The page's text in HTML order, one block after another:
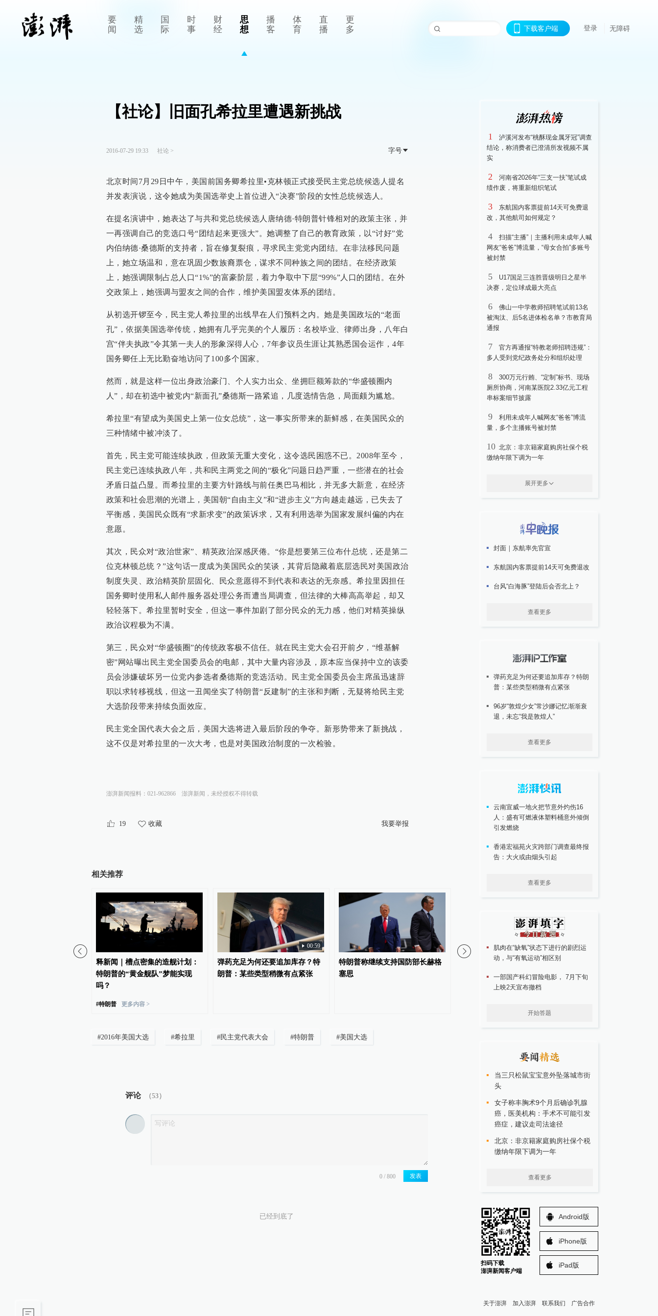
要
闻
精
选
国
际
时
事
财
经
思
想
播
客
体
育
直
播
更
多
下载客户端 登录 无障碍
【社论】旧面孔希拉里遭遇新挑战
2016-07-29 19:33 社论 > 字号
北京时间7月29日中午，美国前国务卿希拉里•克林顿正式接受民主党总统候选人提名
并发表演说，这令她成为美国选举史上首位进入“决赛”阶段的女性总统候选人。
在提名演讲中，她表达了与共和党总统候选人唐纳德·特朗普针锋相对的政策主张，并
一再强调自己的竞选口号“团结起来更强大”。她调整了自己的教育政策，以“讨好”党
内伯纳德·桑德斯的支持者，旨在修复裂痕，寻求民主党党内团结。在非法移民问题
上，她立场温和，意在巩固少数族裔票仓，谋求不同种族之间的团结。在经济政策
上，她强调限制占总人口“1%”的富豪阶层，着力争取中下层“99%”人口的团结。在外
交政策上，她强调与盟友之间的合作，维护美国盟友体系的团结。
从初选开锣至今，民主党人希拉里的出线早在人们预料之内。她是美国政坛的“老面
孔”，依据美国选举传统，她拥有几乎完美的个人履历：名校毕业、律师出身，八年白
宫“伴夫执政”令其第一夫人的形象深得人心，7年参议员生涯让其熟悉国会运作，4年
国务卿任上无比勤奋地访问了100多个国家。
然而，就是这样一位出身政治豪门、个人实力出众、坐拥巨额筹款的“华盛顿圈内
人”，却在初选中被党内“新面孔”桑德斯一路紧追，几度选情告急，局面颇为尴尬。
希拉里“有望成为美国史上第一位女总统”，这一事实所带来的新鲜感，在美国民众的
三种情绪中被冲淡了。
首先，民主党可能连续执政，但政策无重大变化，这令选民困惑不已。2008年至今，
民主党已连续执政八年，共和民主两党之间的“极化”问题日趋严重，一些潜在的社会
矛盾日益凸显。而希拉里的主要方针路线与前任奥巴马相比，并无多大新意，在经济
政策和社会思潮的光谱上，美国朝“自由主义”和“进步主义”方向越走越远，已失去了
平衡感，美国民众既有“求新求变”的政策诉求，又有利用选举为国家发展纠偏的内在
意愿。
其次，民众对“政治世家”、精英政治深感厌倦。“你是想要第三位布什总统，还是第二
位克林顿总统？”这句话一度成为美国民众的笑谈，其背后隐藏着底层选民对美国政治
制度失灵、政治精英阶层固化、民众意愿得不到代表和表达的无奈感。希拉里因担任
国务卿时使用私人邮件服务器处理公务而遭当局调查，但法律的大棒高高举起，却又
轻轻落下。希拉里暂时安全，但这一事件加剧了部分民众的无力感，他们对精英操纵
政治议程极为不满。
第三，民众对“华盛顿圈”的传统政客极不信任。就在民主党大会召开前夕，“维基解
密”网站曝出民主党全国委员会的电邮，其中大量内容涉及，原本应当保持中立的该委
员会涉嫌破坏另一位党内参选者桑德斯的竞选活动。民主党全国委员会主席虽迅速辞
职以求转移视线，但这一丑闻坐实了特朗普“反建制”的主张和判断，无疑将给民主党
大选阶段带来持续负面效应。
民主党全国代表大会之后，美国大选将进入最后阶段的争夺。新形势带来了新挑战，
这不仅是对希拉里的一次大考，也是对美国政治制度的一次检验。
澎湃新闻报料：021-962866 澎湃新闻，未经授权不得转载
19 收藏 我要举报
相关推荐
释新闻｜槽点密集的造舰计划：
特朗普的“黄金舰队”梦能实现
吗？
#特朗普 更多内容 >
00:59
弹药充足为何还要追加库存？特
朗普：某些类型稍微有点紧张
特朗普称继续支持国防部长赫格
塞思
00:27
特朗普：只要战争一结束我们就
能再看到“油价压得很低”的日
子，伊朗撑不了多久
游”收紧“出生公民权”
#2016年美国大选 #希拉里 #民主党代表大会 #特朗普 #美国大选
评论 （53）
发表
已经到底了
1
泸溪河发布“桃酥现金属牙冠”调查
结论，称消费者已澄清所发视频不属
实
2
河南省2026年“三支一扶”笔试成
绩作废，将重新组织笔试
3
东航国内客票提前14天可免费退
改，其他航司如何规定？
4
扫描“主播”｜主播利用未成年人喊
网友“爸爸”博流量，“母女合拍”多账号
被封禁
5
U17国足三连胜晋级明日之星半
决赛，定位球成最大亮点
6
佛山一中学教师招聘笔试前13名
被淘汰、后5名进体检名单？市教育局
通报
7
官方再通报“特教老师招聘违规”：
多人受到党纪政务处分和组织处理
8
300万元行贿、“定制”标书、现场
厕所协商，河南某医院2.33亿元工程
串标案细节披露
9
利用未成年人喊网友“爸爸”博流
量，多个主播账号被封禁
10 北京：非京籍家庭购房社保个税
缴纳年限下调为一年
展开更多
封面｜东航率先官宣
东航国内客票提前14天可免费退改
台风“白海豚”登陆后会否北上？
查看更多
弹药充足为何还要追加库存？特朗
普：某些类型稍微有点紧张
96岁“敦煌少女”常沙娜记忆渐渐衰
退，未忘“我是敦煌人”
查看更多
云南宣威一地火把节意外灼伤16
人：盛有可燃液体塑料桶意外倾倒
引发燃烧
香港宏福苑火灾跨部门调查最终报
告：大火或由烟头引起
查看更多
肌肉在“缺氧”状态下进行的剧烈运
动，与“有氧运动”相区别
一部国产科幻冒险电影， 7月下旬
上映2天宣布撤档
开始答题
当三只松鼠宝宝意外坠落城市街
头
女子称丰胸术9个月后确诊乳腺
癌，医美机构：手术不可能引发
癌症，建议走司法途径
北京：非京籍家庭购房社保个税
缴纳年限下调为一年
查看更多
扫码下载
澎湃新闻客户端
Android版
iPhone版
iPad版
关于澎湃 加入澎湃 联系我们 广告合作